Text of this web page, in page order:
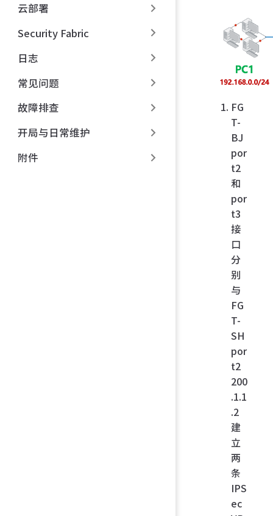
云部署
Security Fabric
日志
常见问题
故障排查
开局与日常维护
附件
FG
T-
BJ
por
t2
和
por
t3
接
口
分
别
与
FG
T-
SH
por
t2
200
.1.1
.2
建
立
两
条
IPS
ec